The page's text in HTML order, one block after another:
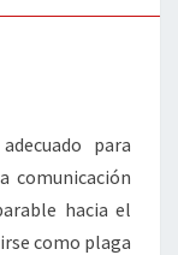
para
comunicación
hacia el
como plaga